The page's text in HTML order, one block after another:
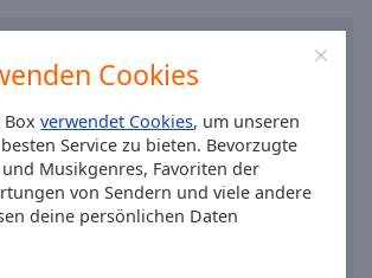
Cookies
Boxverwendet Cookies, um unseren
Service zu bieten. Bevorzugte
Musikgenres, Favoriten der
von Sendern und viele andere
deine persönlichen Daten